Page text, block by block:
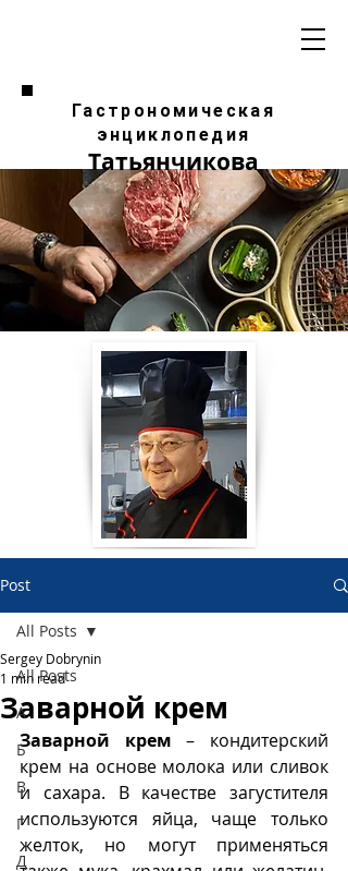
Гастрономическая
энциклопедия
Татьянчикова
Post
All Posts
А
Б
В
Г
Д
All Posts
Заварной крем
Sergey Dobrynin
1 min read
Заварной крем – кондитерский
крем на основе молока или сливок
и сахара. В качестве загустителя
используются яйца, чаще только
желток, но могут применяться